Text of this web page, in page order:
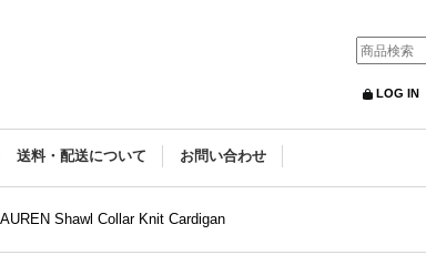
LOG IN
送料・配送について お問い合わせ
Shawl Collar Knit Cardigan